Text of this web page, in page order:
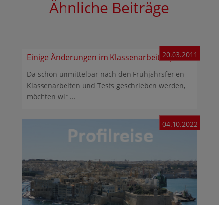
Ähnliche Beiträge
Einige Änderungen im Klassenarbeitenplan
20.03.2011
Da schon unmittelbar nach den Frühjahrsferien
Klassenarbeiten und Tests geschrieben werden,
möchten wir ...
04.10.2022